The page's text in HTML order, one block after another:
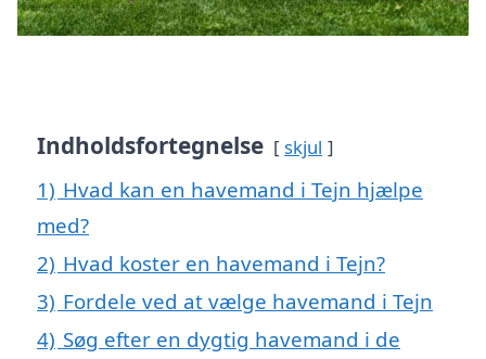
Indholdsfortegnelse skjul
1) Hvad kan en havemand i Tejn hjælpe
med?
2) Hvad koster en havemand i Tejn?
3) Fordele ved at vælge havemand i Tejn
4) Søg efter en dygtig havemand i de